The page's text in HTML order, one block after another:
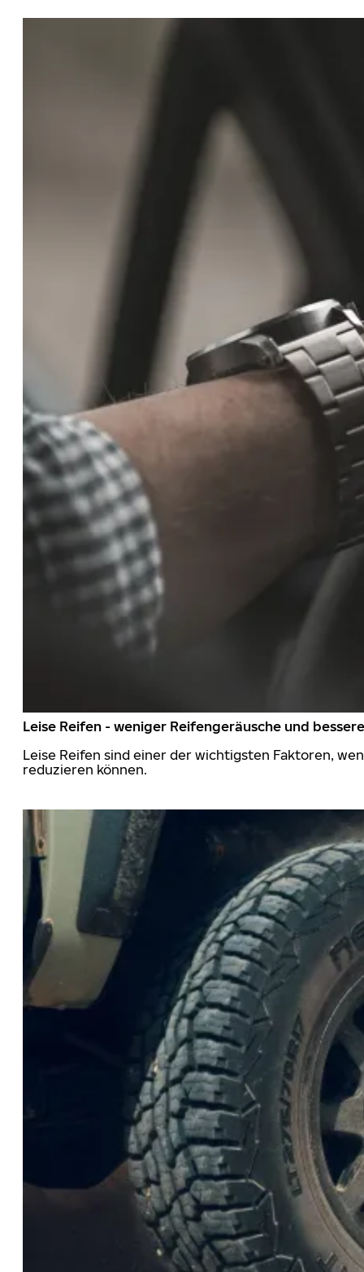
Leise Reifen - weniger Reifengeräusche und
Leise Reifen sind einer der wichtigsten Faktoren,
reduzieren können.